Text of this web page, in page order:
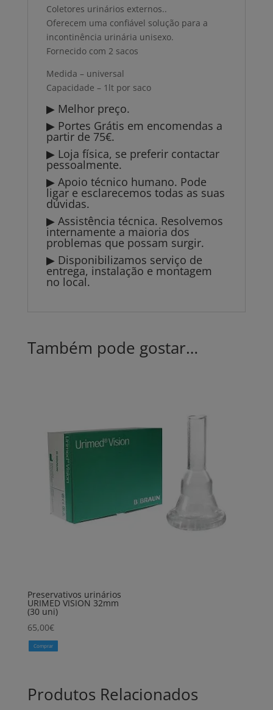
Coletores urinários externos..
Oferecem uma confiável solução para a
incontinência urinária unisexo.
Fornecido com 2 sacos
Medida – universal
Capacidade – 1lt por saco
▶ Melhor preço.
▶ Portes Grátis em encomendas a
partir de 75€.
▶ Loja física, se preferir contactar
pessoalmente.
▶ Apoio técnico humano. Pode
ligar e esclarecemos todas as suas
dúvidas.
▶ Assistência técnica. Resolvemos
internamente a maioria dos
problemas que possam surgir.
▶ Disponibilizamos serviço de
entrega, instalação e montagem
no local.
Também pode gostar…
Preservativos urinários
URIMED VISION 32mm
(30 uni)
65,00€
Comprar
Produtos Relacionados